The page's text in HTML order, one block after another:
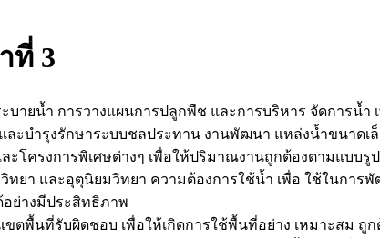
ที่ 3
บายน้ำ การวางแผนการปลูกพืช และการบริหาร จัดการ
ะบำรุงรักษาระบบชลประทาน งานพัฒนา แหล่งน้ำขนาดเ
ะโครงการพิเศษต่างๆ เพื่อให้ปริมาณงานถูกต้องตามแบบรู
ยา และอุตุนิยมวิทยา ความต้องการใช้น้ำ เพื่อ ใช้ในกา
อย่างมีประสิทธิภาพ
ตพื้นที่รับผิดชอบ เพื่อให้เกิดการใช้พื้นที่อย่าง เหมาะสม